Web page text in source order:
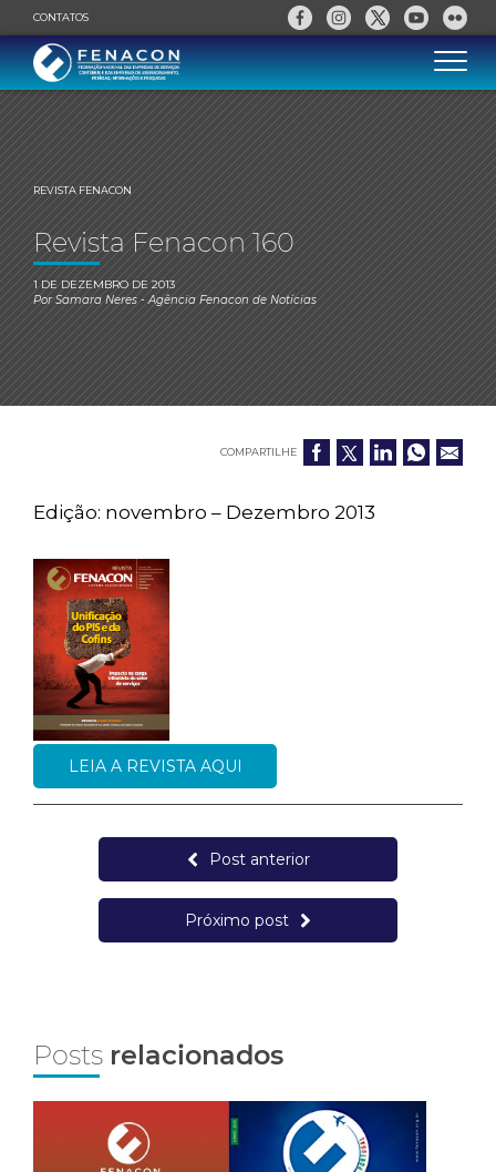
CONTATOS
REVISTA FENACON
Revista Fenacon 160
1 DE DEZEMBRO DE 2013
PorSamara Neres- Agência Fenacon de Notícias
COMPARTILHE
Edição: novembro – Dezembro 2013
LEIA A REVISTA AQUI
Post anterior
Próximo post
Posts relacionados